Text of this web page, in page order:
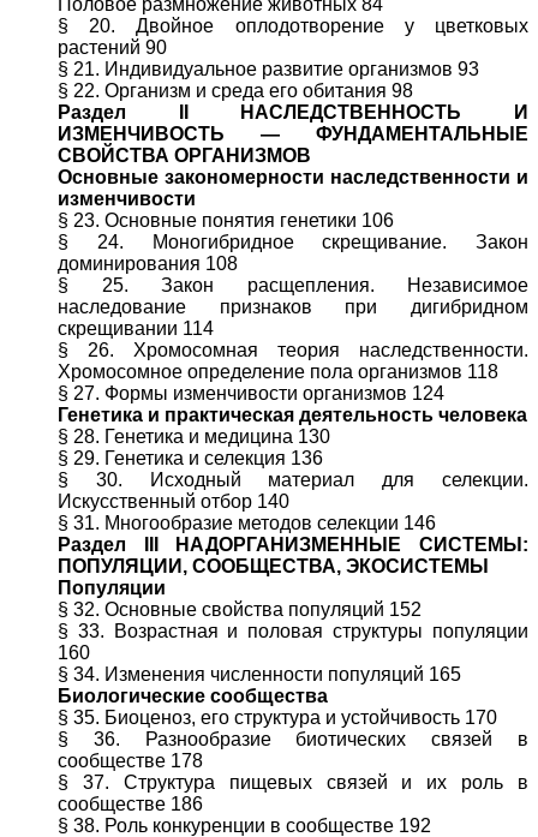
Половое размножение животных 84
§ 20. Двойное оплодотворение у цветковых
растений 90
§ 21. Индивидуальное развитие организмов 93
§ 22. Организм и среда его обитания 98
Раздел II НАСЛЕДСТВЕННОСТЬ И
ИЗМЕНЧИВОСТЬ — ФУНДАМЕНТАЛЬНЫЕ
СВОЙСТВА ОРГАНИЗМОВ
Основные закономерности наследственности и
изменчивости
§ 23. Основные понятия генетики 106
§ 24. Моногибридное скрещивание. Закон
доминирования 108
§ 25. Закон расщепления. Независимое
наследование признаков при дигибридном
скрещивании 114
§ 26. Хромосомная теория наследственности.
Хромосомное определение пола организмов 118
§ 27. Формы изменчивости организмов 124
Генетика и практическая деятельность человека
§ 28. Генетика и медицина 130
§ 29. Генетика и селекция 136
§ 30. Исходный материал для селекции.
Искусственный отбор 140
§ 31. Многообразие методов селекции 146
Раздел III НАДОРГАНИЗМЕННЫЕ СИСТЕМЫ:
ПОПУЛЯЦИИ, СООБЩЕСТВА, ЭКОСИСТЕМЫ
Популяции
§ 32. Основные свойства популяций 152
§ 33. Возрастная и половая структуры популяции
160
§ 34. Изменения численности популяций 165
Биологические сообщества
§ 35. Биоценоз, его структура и устойчивость 170
§ 36. Разнообразие биотических связей в
сообществе 178
§ 37. Структура пищевых связей и их роль в
сообществе 186
§ 38. Роль конкуренции в сообществе 192